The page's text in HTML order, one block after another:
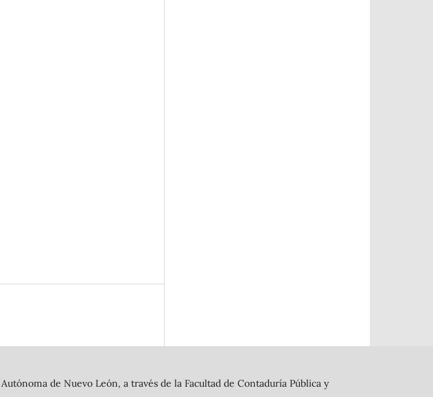
de Nuevo León, a través de la Facultad de Contaduría Pública y